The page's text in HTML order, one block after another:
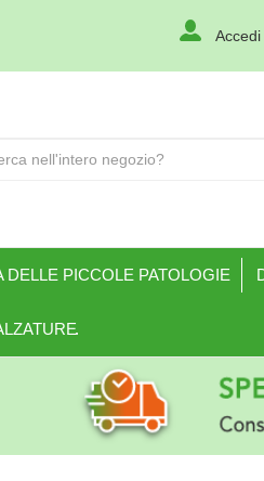
Accedi
DELLE PICCOLE PATOLOGIE